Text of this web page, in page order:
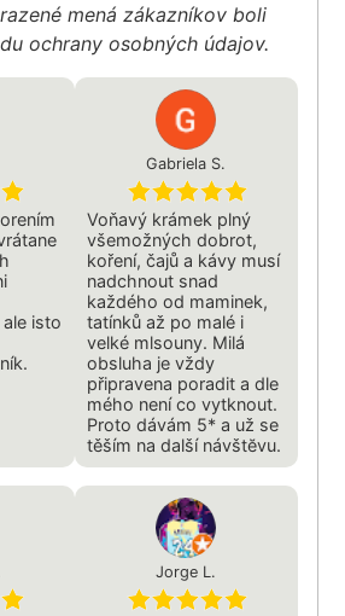
mená zákazníkov boli
ochrany osobných údajov.
isto
Gabriela S.
Voňavý krámek plný
všemožných dobrot,
koření, čajů a kávy musí
nadchnout snad
každého od maminek,
tatínků až po malé i
velké mlsouny. Milá
obsluha je vždy
připravena poradit a dle
mého není co vytknout.
Proto dávám 5* a už se
těším na další návštĕvu.
Jorge L.